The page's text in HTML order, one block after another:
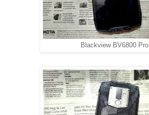
Blackview BV6800 Pro